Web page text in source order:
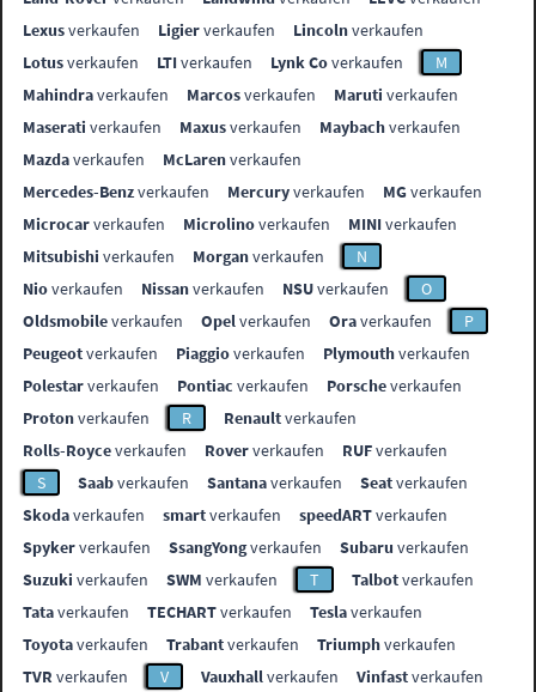
Lexusverkaufen Ligierverkaufen Lincolnverkaufen
Lotusverkaufen LTIverkaufen Lynk Coverkaufen
M
Mahindraverkaufen Marcosverkaufen Maruti verkaufen
Maserati verkaufen Maxusverkaufen Maybachverkaufen
Mazdaverkaufen McLarenverkaufen
Mercedes-Benzverkaufen Mercuryverkaufen MGverkaufen
Microcarverkaufen Microlinoverkaufen MINIverkaufen
Mitsubishi verkaufen Morganverkaufen
N
Nioverkaufen Nissanverkaufen NSUverkaufen
O
Oldsmobileverkaufen Opelverkaufen Oraverkaufen
P
Peugeotverkaufen Piaggioverkaufen Plymouthverkaufen
Polestarverkaufen Pontiac verkaufen Porscheverkaufen
Protonverkaufen R Renaultverkaufen
Rolls-Royceverkaufen Roververkaufen RUFverkaufen
S
Saabverkaufen Santanaverkaufen Seatverkaufen
Skodaverkaufen smartverkaufen speedARTverkaufen
Spykerverkaufen SsangYongverkaufen Subaru verkaufen
Suzuki verkaufen SWM verkaufen T Talbotverkaufen
Tataverkaufen TECHARTverkaufen Teslaverkaufen
Toyotaverkaufen Trabantverkaufen Triumphverkaufen
TVR verkaufen V Vauxhallverkaufen Vinfastverkaufen